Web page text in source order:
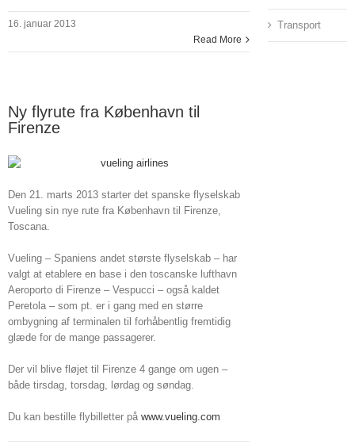
16. januar 2013
Read More
Ny flyrute fra København til
Firenze
Den 21. marts 2013 starter det spanske flyselskab
Vueling sin nye rute fra København til Firenze,
Toscana.
Vueling – Spaniens andet største flyselskab – har
valgt at etablere en base i den toscanske lufthavn
Aeroporto di Firenze – Vespucci – også kaldet
Peretola – som pt. er i gang med en større
ombygning af terminalen til forhåbentlig fremtidig
glæde for de mange passagerer.
Der vil blive fløjet til Firenze 4 gange om ugen –
både tirsdag, torsdag, lørdag og søndag.
Du kan bestille flybilletter på www.vueling.com
Transport